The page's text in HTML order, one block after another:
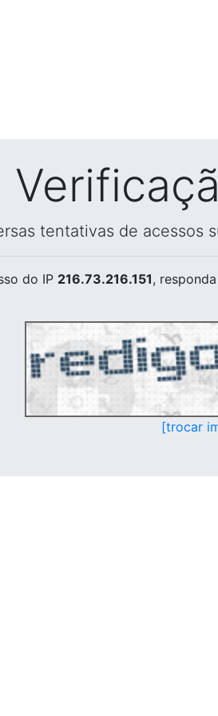
tentativas de acessos
do IP 216.73.216.151,
[trocar